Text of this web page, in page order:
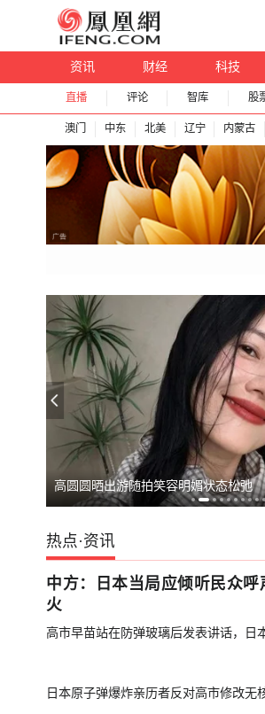
资讯 财经 科技
直播 评论 智库 股
澳门 中东 北美 辽宁 内蒙古
高圆圆晒出游随拍笑容明媚状态松弛
热点 ·资讯
中方：日本当局应倾听民众
火
高市早苗站在防弹玻璃后发表讲话，日
日本原子弹爆炸亲历者反对高市修改无
日本民众游行，抗议政府修改“无核三原则”